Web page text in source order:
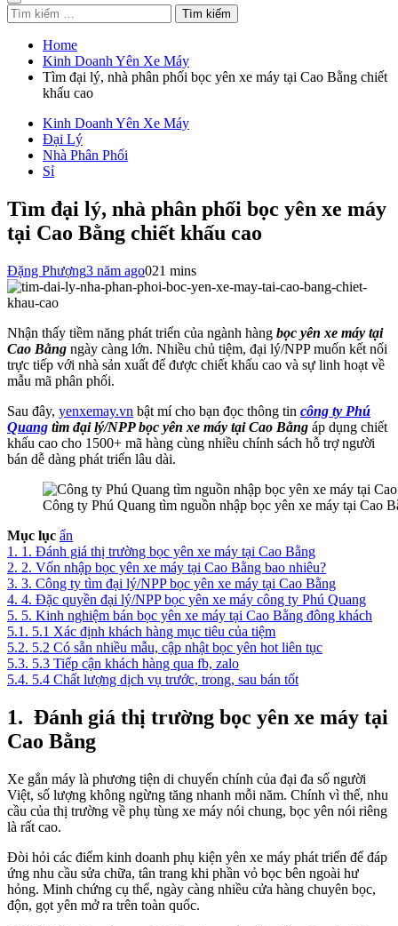
Tìm
kiếm
cho:
Home
Kinh Doanh Yên Xe Máy
Tìm đại lý, nhà phân phối bọc yên xe máy tại Cao Bằng chiết
khấu cao
Kinh Doanh Yên Xe Máy
Đại Lý
Nhà Phân Phối
Sỉ
Tìm đại lý, nhà phân phối bọc yên xe máy
tại Cao Bằng chiết khấu cao
Đặng Phượng3 năm ago021 mins
Nhận thấy tiềm năng phát triển của ngành hàng bọc yên xe máy tại
Cao Bằng ngày càng lớn. Nhiều chủ tiệm, đại lý/NPP muốn kết nối
trực tiếp với nhà sản xuất để được chiết khấu cao và sự linh hoạt về
mẫu mã phân phối.
Sau đây, yenxemay.vn bật mí cho bạn đọc thông tin công ty Phú
Quang tìm đại lý/NPP bọc yên xe máy tại Cao Bằng áp dụng chiết
khấu cao cho 1500+ mã hàng cùng nhiều chính sách hỗ trợ người
bán dễ dàng phát triển lâu dài.
Công ty Phú Quang tìm nguồn nhập bọc yên xe máy tại Cao
Mục lục ẩn
1. 1. Đánh giá thị trường bọc yên xe máy tại Cao Bằng
2. 2. Vốn nhập bọc yên xe máy tại Cao Bằng bao nhiêu?
3. 3. Công ty tìm đại lý/NPP bọc yên xe máy tại Cao Bằng
4. 4. Đặc quyền đại lý/NPP bọc yên xe máy công ty Phú Quang
5. 5. Kinh nghiệm bán bọc yên xe máy tại Cao Bằng đông khách
5.1. 5.1 Xác định khách hàng mục tiêu của tiệm
5.2. 5.2 Có sẵn nhiều mẫu, cập nhật bọc yên hot liên tục
5.3. 5.3 Tiếp cận khách hàng qua fb, zalo
5.4. 5.4 Chất lượng dịch vụ trước, trong, sau bán tốt
1. Đánh giá thị trường bọc yên xe máy tại
Cao Bằng
Xe gắn máy là phương tiện di chuyển chính của đại đa số người
Việt, số lượng không ngừng tăng nhanh mỗi năm. Chính vì thế, nhu
cầu của thị trường về phụ tùng xe máy nói chung, bọc yên nói riêng
là rất cao.
Đòi hỏi các điểm kinh doanh phụ kiện yên xe máy phát triển để đáp
ứng nhu cầu sửa chữa, tân trang khi phần vỏ bọc bên ngoài hư
hỏng. Minh chứng cụ thể, ngày càng nhiều cửa hàng chuyên bọc,
độn, gọt yên mở ra trên toàn quốc.